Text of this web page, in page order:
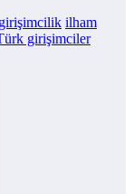
girişimcilik ilham
girişimciler